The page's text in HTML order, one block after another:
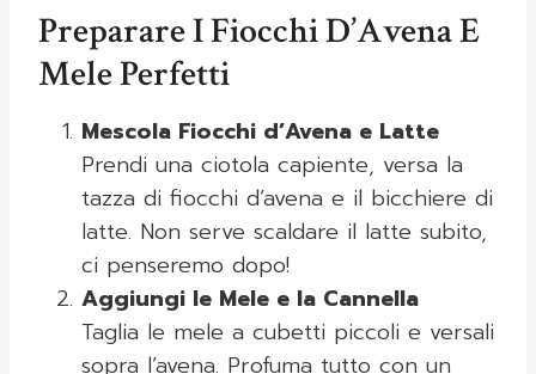
Preparare I Fiocchi D’Avena E
Mele Perfetti
Mescola Fiocchi d’Avena e Latte
Prendi una ciotola capiente, versa la
tazza di fiocchi d’avena e il bicchiere di
latte. Non serve scaldare il latte subito,
ci penseremo dopo!
Aggiungi le Mele e la Cannella
Taglia le mele a cubetti piccoli e versali
sopra l’avena. Profuma tutto con un